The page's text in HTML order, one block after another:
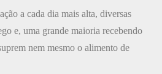
a cada dia mais alta, diversas
e, uma grande maioria recebendo
nem mesmo o alimento de